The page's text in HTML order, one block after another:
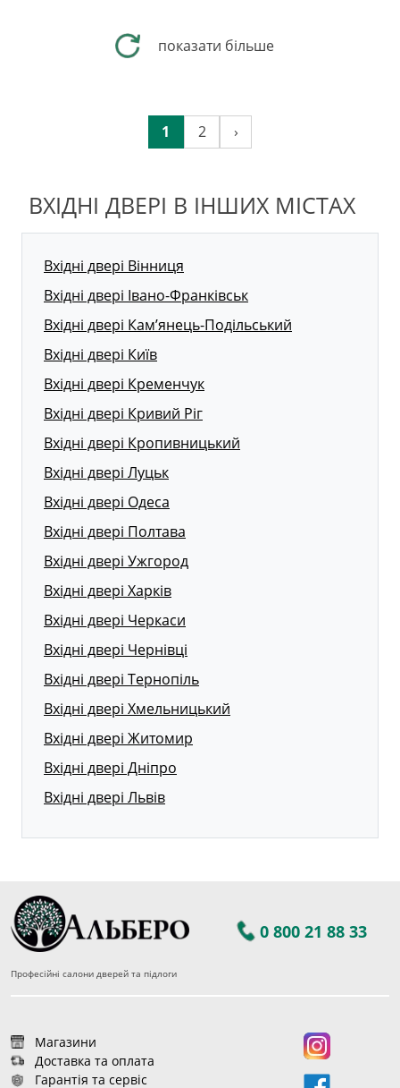
показати більше
1 2 ›
ВХІДНІ ДВЕРІ В ІНШИХ МІСТАХ
Вхідні двері Вінниця
Вхідні двері Івано-Франківськ
Вхідні двері Кам’янець-Подільський
Вхідні двері Київ
Вхідні двері Кременчук
Вхідні двері Кривий Ріг
Вхідні двері Кропивницький
Вхідні двері Луцьк
Вхідні двері Одеса
Вхідні двері Полтава
Вхідні двері Ужгород
Вхідні двері Харків
Вхідні двері Черкаси
Вхідні двері Чернівці
Вхідні двері Тернопіль
Вхідні двері Хмельницький
Вхідні двері Житомир
Вхідні двері Дніпро
Вхідні двері Львів
0 800 21 88 33
Професійні салони дверей та підлоги
Магазини
Доставка та оплата
Гарантія та сервіс